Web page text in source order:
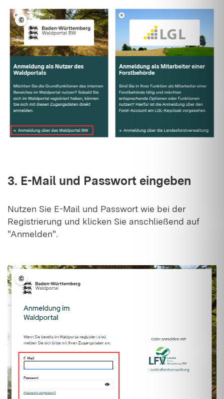
© LFV BW
3. E-Mail und Passwort eingeben
Nutzen Sie E-Mail und Passwort wie bei der
Registrierung und klicken Sie anschließend auf
"Anmelden".
©